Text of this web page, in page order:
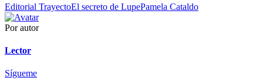
Editorial TrayectoEl secreto de LupePamela Cataldo
Por autor
Lector
Sígueme